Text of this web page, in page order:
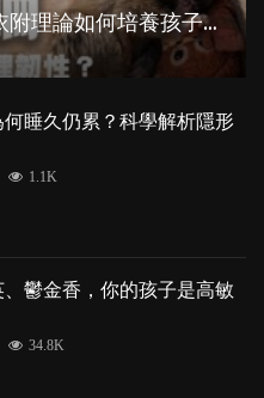
從
小獼猴Panchi 看：依附理論如何培養孩子心理韌性？
睡久仍累？科學解析隱形
1.1K
鬱金香，你的孩子是高敏
34.8K